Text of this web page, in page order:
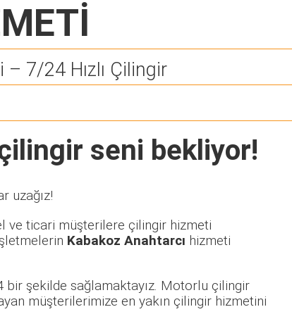
7/24 Hızlı Çilingir
seni bekliyor!
uzağız!
ve ticari müşterilere çilingir hizmeti
Kabakoz Anahtarcı hizmeti
şekilde sağlamaktayız. Motorlu çilingir
müşterilerimize en yakın çilingir hizmetini